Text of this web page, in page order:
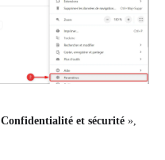
Confidentialité et sécurité »,